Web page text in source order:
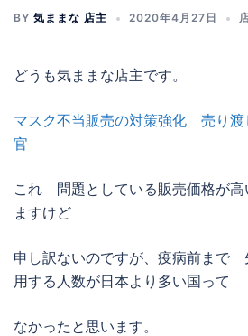
BY 気ままな 店主 2020年4月27日
どうも気ままな店主です。
マスク不当販売の対策強化 売り
官
これ 問題としている販売価格が高
ますけど
申し訳ないのですが、疫病前まで
用する人数が日本より多い国って
なかったと思います。